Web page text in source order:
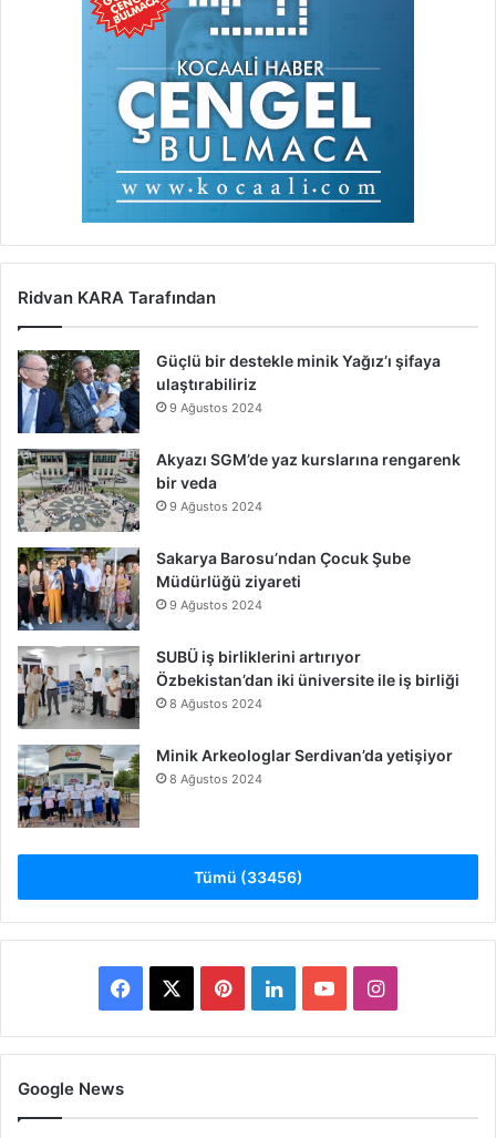
Ridvan KARA Tarafından
Güçlü bir destekle minik Yağız’ı şifaya
ulaştırabiliriz
9 Ağustos 2024
Akyazı SGM’de yaz kurslarına rengarenk
bir veda
9 Ağustos 2024
Sakarya Barosu’ndan Çocuk Şube
Müdürlüğü ziyareti
9 Ağustos 2024
SUBÜ iş birliklerini artırıyor
Özbekistan’dan iki üniversite ile iş birliği
8 Ağustos 2024
Minik Arkeologlar Serdivan’da yetişiyor
8 Ağustos 2024
Tümü (33456)
Facebook PinterestLinkedInYouTubeInstagram
Google News